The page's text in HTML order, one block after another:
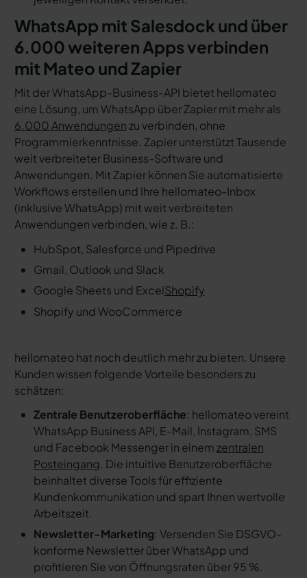
WhatsApp mit Salesdock und über
6.000 weiteren Apps verbinden
mit Mateo und Zapier
Mit der WhatsApp-Business-API bietet hellomateo
eine Lösung, um WhatsApp über Zapier mit mehr als
6.000 Anwendungenzu verbinden, ohne
Programmierkenntnisse. Zapier unterstützt Tausende
weit verbreiteter Business-Software und
Anwendungen. Mit Zapier können Sie automatisierte
Workflows erstellen und Ihre hellomateo-Inbox
(inklusive WhatsApp) mit weit verbreiteten
Anwendungen verbinden, wie z. B.:
HubSpot, Salesforce und Pipedrive
Gmail, Outlook und Slack
Google Sheets und ExcelShopify
Shopify und WooCommerce
hellomateo hat noch deutlich mehr zu bieten. Unsere
Kunden wissen folgende Vorteile besonders zu
schätzen:
Zentrale Benutzeroberfläche: hellomateo vereint
WhatsApp Business API, E-Mail, Instagram, SMS
und Facebook Messenger in einem zentralen
Posteingang. Die intuitive Benutzeroberfläche
beinhaltet diverse Tools für effiziente
Kundenkommunikation und spart Ihnen wertvolle
Arbeitszeit.
Newsletter-Marketing: Versenden Sie DSGVO-
konforme Newsletter über WhatsApp und
profitieren Sie von Öffnungsraten über 95 %.